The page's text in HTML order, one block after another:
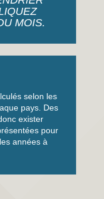
MOIS.
selon les
pays. Des
exister
pour
années à